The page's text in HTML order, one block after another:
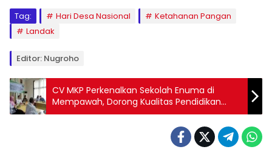
Tag: Hari Desa Nasional
Ketahanan Pangan
Landak
Editor: Nugroho
CV MKP Perkenalkan Sekolah Enuma di
Mempawah, Dorong Kualitas Pendidikan
Berbasis Digital